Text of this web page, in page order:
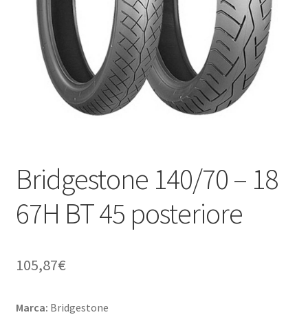
child
Bridgestone 140/70 – 18
67H BT 45 posteriore
105,87€
Marca: Bridgestone